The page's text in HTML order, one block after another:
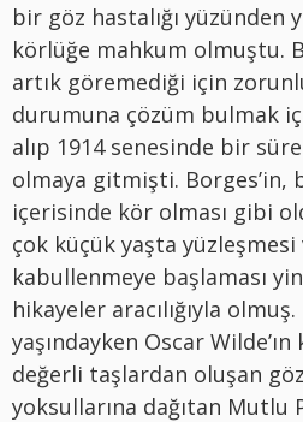
bir göz hastalığı yüzünden
körlüğe mahkum olmuştu.
artık göremediği için
durumuna çözüm bulmak
alıp 1914 senesinde bir
olmaya gitmişti. Borges’in,
içerisinde kör olması gibi
çok küçük yaşta
kabullenmeye başlaması
hikayeler aracılığıyla
yaşındayken Oscar
değerli taşlardan oluşan
yoksullarına dağıtan Mutlu